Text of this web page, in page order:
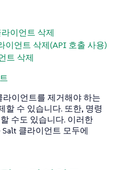
이언트 삭제
이언트 삭제(API 호출 사용)
트 삭제
라이언트를 제거해야 하는
할 수 있습니다. 또한, 명령
수도 있습니다. 이러한
클라이언트 모두에